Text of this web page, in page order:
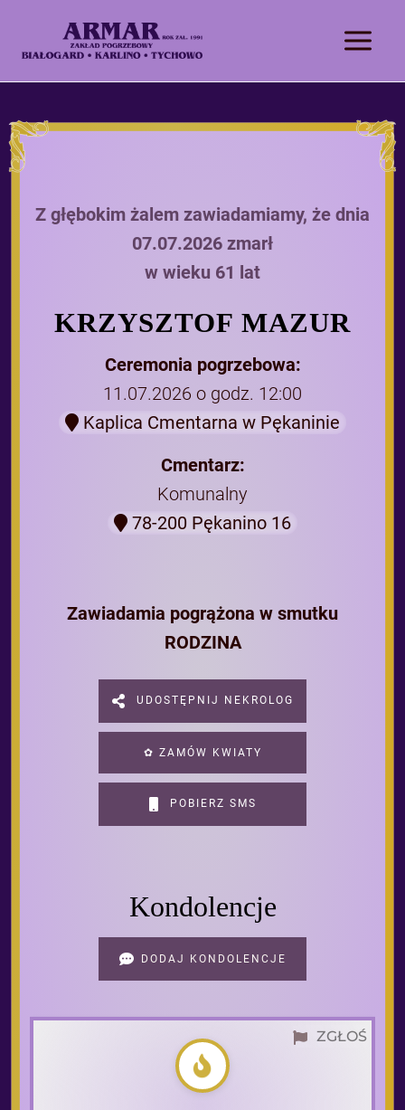
Z głębokim żalem zawiadamiamy, że dnia
07.07.2026 zmarł
w wieku 61 lat
KRZYSZTOF MAZUR
Ceremonia pogrzebowa:
11.07.2026 o godz. 12:00
Kaplica Cmentarna w Pękaninie
Cmentarz:
Komunalny
78-200 Pękanino 16
Zawiadamia pogrążona w smutku
RODZINA
UDOSTĘPNIJ NEKROLOG
✿ ZAMÓW KWIATY
POBIERZ SMS
Kondolencje
DODAJ KONDOLENCJE
ZGŁOŚ